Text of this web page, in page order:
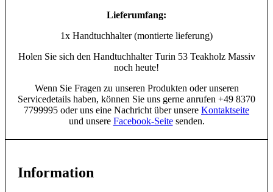
Lieferumfang:
1x Handtuchhalter (montierte lieferung)
Holen Sie sich den Handtuchhalter Turin 53 Teakholz Massiv
noch heute!
Wenn Sie Fragen zu unseren Produkten oder unseren
Servicedetails haben, können Sie uns gerne anrufen +49 8370
7799995 oder uns eine Nachricht über unsere Kontaktseite
und unsere Facebook-Seitesenden.
Information